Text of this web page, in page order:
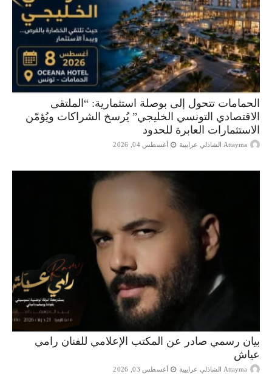
الحمامات تتحول إلى بوصلة استثمارية: “الملتقى
الاقتصادي التونسي الخليجي” يُرسخ الشراكات ويُؤمّن
الاستثمارات العابرة للحدود
Attayma الشاذلي عرايبية أغسطس 04, 2026
بيان رسمي صادر عن المكتب الإعلامي للفنان رامي
عياش
Attayma الشاذلي عرايبية أغسطس 03, 2026